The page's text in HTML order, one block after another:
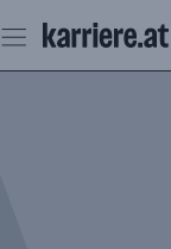
Seiteninhalt
springen